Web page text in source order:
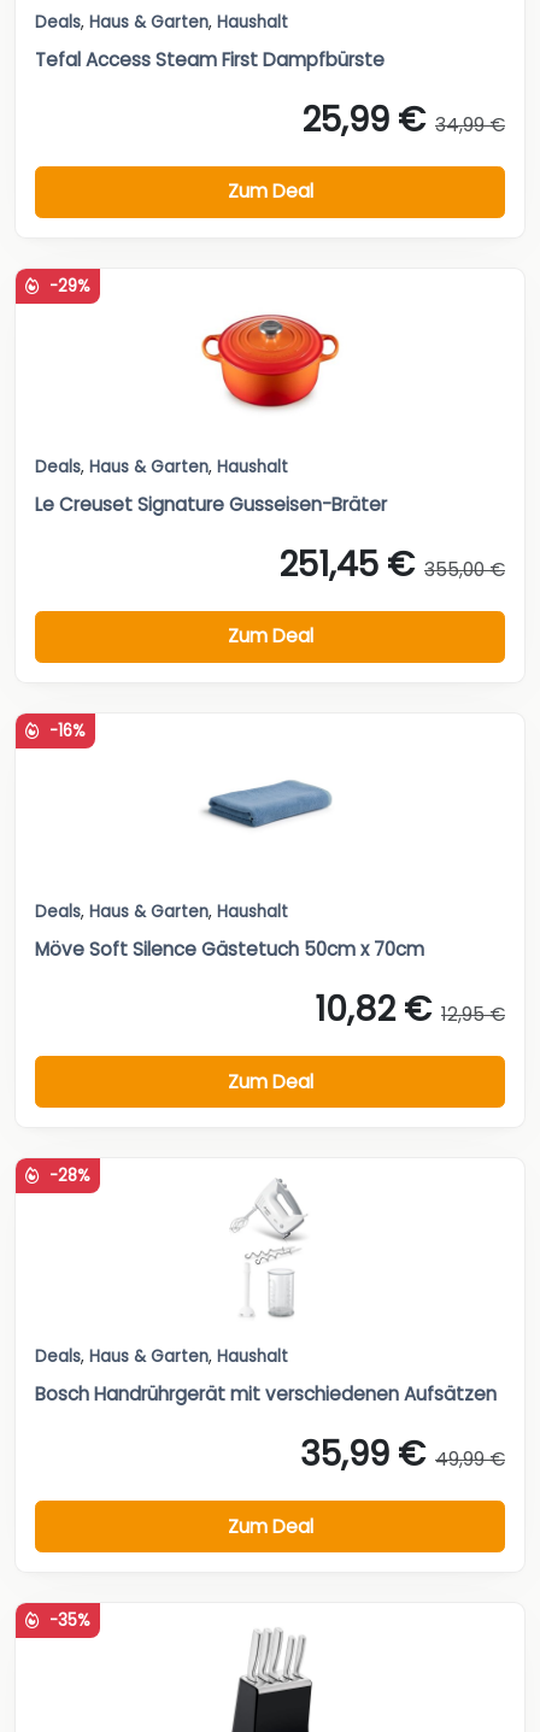
Deals, Haus & Garten, Haushalt
Tefal Access Steam First Dampfbürste
25,99 € 34,99 €
Zum Deal
-29%
Deals, Haus & Garten, Haushalt
Le Creuset Signature Gusseisen-Bräter
251,45 € 355,00 €
Zum Deal
-16%
Deals, Haus & Garten, Haushalt
Möve Soft Silence Gästetuch 50cm x 70cm
10,82 € 12,95 €
Zum Deal
-28%
Deals, Haus & Garten, Haushalt
Bosch Handrührgerät mit verschiedenen Aufsätzen
35,99 € 49,99 €
Zum Deal
-35%